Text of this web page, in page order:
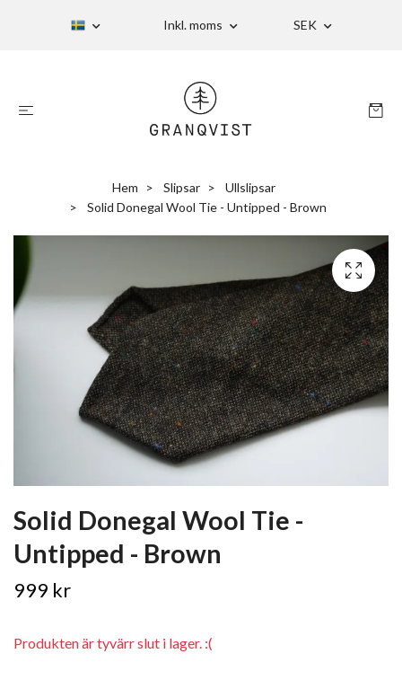
Inkl. moms SEK
Hem Slipsar
Ullslipsar
Solid Donegal Wool Tie - Untipped - Brown
Solid Donegal Wool Tie -
Untipped - Brown
999 kr
Produkten är tyvärr slut i lager. :(